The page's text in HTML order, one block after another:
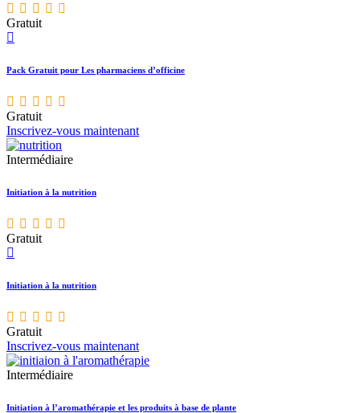
Gratuit
Pack Gratuit pour Les pharmaciens d’officine
Gratuit
Inscrivez-vous maintenant
Intermédiaire
Initiation à la nutrition
Gratuit
Initiation à la nutrition
Gratuit
Inscrivez-vous maintenant
Intermédiaire
Initiation à l’aromathérapie et les produits à base de plante